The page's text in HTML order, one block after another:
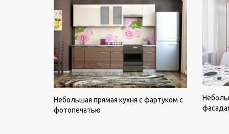
Небольшая прямая кухня с фартуком с
фотопечатью